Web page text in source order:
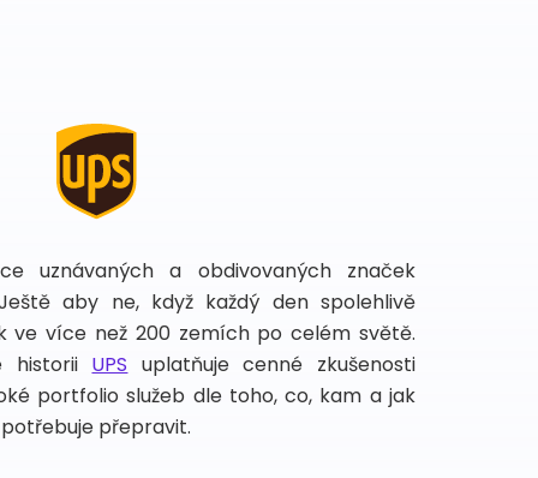
uznávaných a obdivovaných značek
aby ne, když každý den spolehlivě
ve více než 200 zemích po celém světě.
historii UPS uplatňuje cenné zkušenosti
portfolio služeb dle toho, co, kam a jak
přepravit.